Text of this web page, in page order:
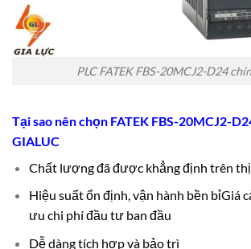
PLC FATEK FBS-20MCJ2-D24
Tại sao nên chọn FATEK FBS-20MCJ2-
GIALUC
Chất lượng đã được khẳng định trên
Hiệu suất ổn định, vận hành bền bỉGiá
ưu chi phí đầu tư ban đầu
Dễ dàng tích hợp và bảo trì